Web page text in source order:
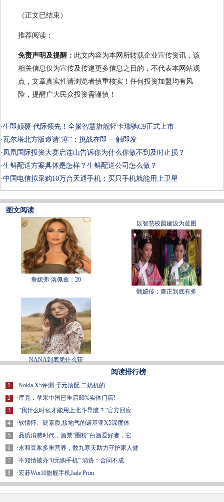
（正文已结束）
推荐阅读：
免责声明及提醒： 此文内容为本网所转载企业宣传资讯，该
相关信息仅为宣传及传递更多信息之目的，不代表本网站观
点，文章真实性请浏览者慎重核实！任何投资加盟均有风
险，提醒广大民众投资需谨慎！
·生即颠覆 代际领先！全景智慧旗舰轻卡瑞驰C9正式上市
·瓦尔塔北方版邀请“寒”：挑战在即 一触即发
· 凤凰国际投资大赛启连山告诉你为什么你做不到及时止损？
·生鲜配送方案具体是怎样？生鲜配送公司怎么做？
·中国电信拟采购10万台天通手机：买只手机就能用上卫星
图文阅读
詹妮弗·洛佩兹：20
以智慧校园建设为蓝图
甄嬛传：雍正到底有多
NANA到底凭什么获
阅读排行榜
1
2
3
4
5
6
7
8
·Nokia X5评测 千元顶配 二奶机的
·库克：苹果中国已重启80%实体门店!
·“我什么时候才能用上北斗导航？”官方回应
·软情怀、硬素质,接地气的诺基亚X5深度体
·品质消费时代，酒票“圈粉”白酒爱好者，它
·永和豆浆多重营养，数九寒天助力守护家人健
·不知情被办“0元购手机” 消协：合同不成
·宏碁Win10旗舰手机Jade Prim